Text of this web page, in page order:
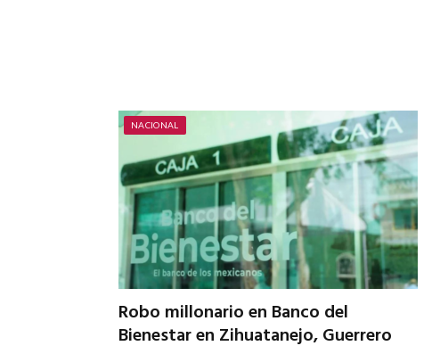
NACIONAL
Robo millonario en Banco del
Bienestar en Zihuatanejo, Guerrero